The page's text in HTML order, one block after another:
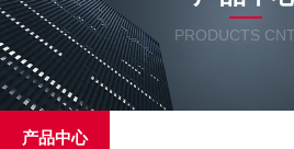
PRODUCTS
产品中心